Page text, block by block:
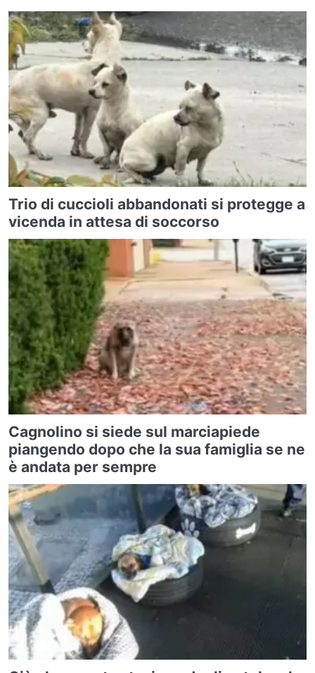
Trio di cuccioli abbandonati si protegge a
vicenda in attesa di soccorso
Cagnolino si siede sul marciapiede
piangendo dopo che la sua famiglia se ne
è andata per sempre